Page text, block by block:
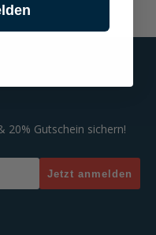
20% Gutschein sichern!
Jetzt anmelden